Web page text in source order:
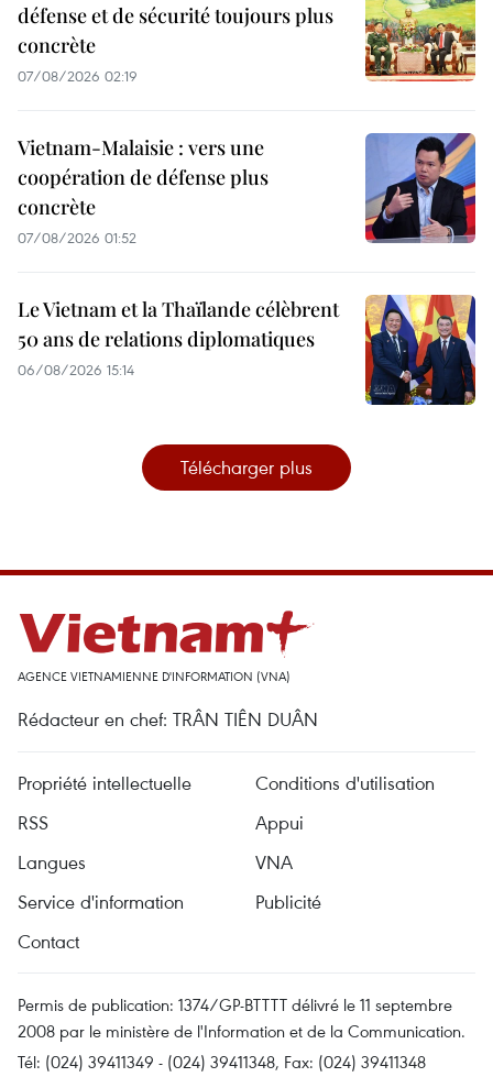
défense et de sécurité toujours plus
concrète
07/08/2026 02:19
Vietnam-Malaisie : vers une
coopération de défense plus
concrète
07/08/2026 01:52
Le Vietnam et la Thaïlande célèbrent
50 ans de relations diplomatiques
06/08/2026 15:14
Télécharger plus
AGENCE VIETNAMIENNE D'INFORMATION (VNA)
Rédacteur en chef: TRÂN TIÊN DUÂN
Propriété intellectuelle
Conditions d'utilisation
RSS
Appui
Langues
VNA
Service d'information
Publicité
Contact
Permis de publication: 1374/GP-BTTTT délivré le 11 septembre
2008 par le ministère de l'Information et de la Communication.
Tél: (024) 39411349 - (024) 39411348, Fax: (024) 39411348